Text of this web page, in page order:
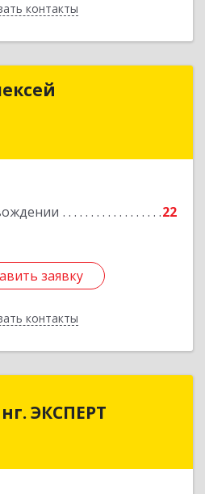
контакты
Назад
22
заявку
контакты
Алексей
заявку
Назад
ЭКСПЕРТ
ЭКСПЕРТ
обл, Новошахтинск г,